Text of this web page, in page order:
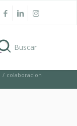
/ colaboracion